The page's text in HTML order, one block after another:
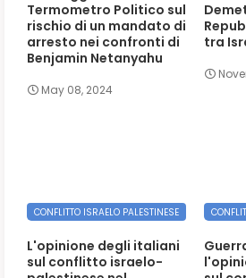
Termometro Politico sul
rischio di un mandato di
arresto nei confronti di
Benjamin Netanyahu
May 08, 2024
tra
CONFLITTO ISRAELO PALESTINESE
L'opinione degli italiani
sul conflitto israelo-